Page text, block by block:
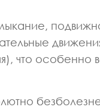
что особенно